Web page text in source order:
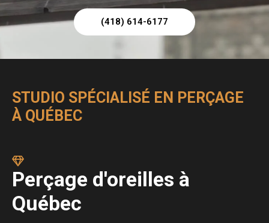
(418) 614-6177
STUDIO SPÉCIALISÉ EN PERÇAGE
À QUÉBEC
Perçage d'oreilles à
Québec